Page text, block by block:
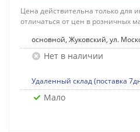
Цена действительна только для
отличаться от цен в розничных
основной, Жуковский, ул.
Нет в наличии
Удаленный склад (поставка
Мало